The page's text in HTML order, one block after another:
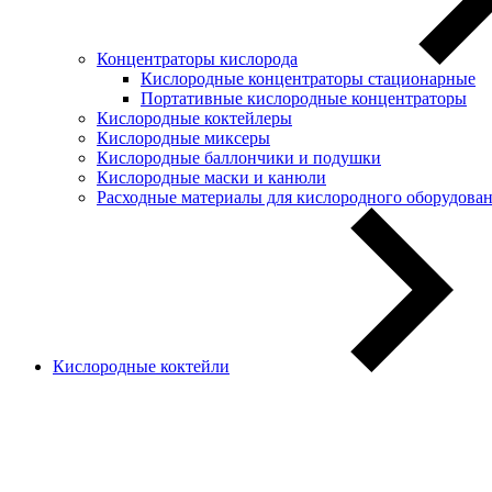
Концентраторы кислорода
Кислородные концентраторы стационарные
Портативные кислородные концентраторы
Кислородные коктейлеры
Кислородные миксеры
Кислородные баллончики и подушки
Кислородные маски и канюли
Расходные материалы для кислородного
Кислородные коктейли